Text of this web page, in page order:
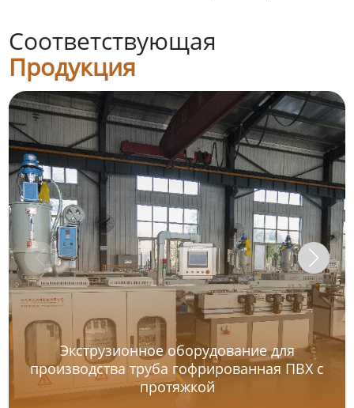
Соответствующая
Продукция
Экструзионное оборудование для
производства труба гофрированная ПВХ с
протяжкой